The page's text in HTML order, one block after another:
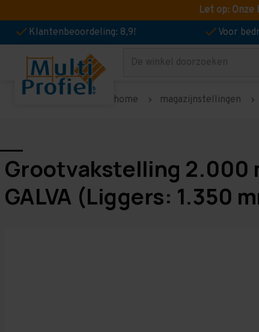
Let op: Onze
Klantenbeoordeling: 8,9!
Voor
Zoeken
home magazijnstellingen
Grootvakstelling 2.000
GALVA (Liggers: 1.350